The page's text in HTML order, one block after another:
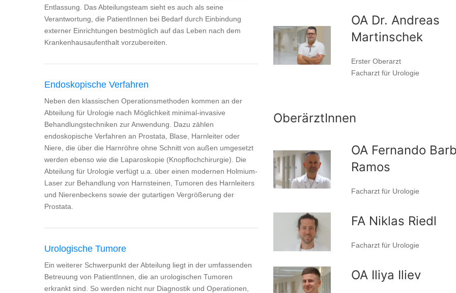
Entlassung. Das Abteilungsteam sieht es auch als seine
Verantwortung, die PatientInnen bei Bedarf durch Einbindung
externer Einrichtungen bestmöglich auf das Leben nach dem
Krankenhausaufenthalt vorzubereiten.
Endoskopische Verfahren
Neben den klassischen Operationsmethoden kommen an der
Abteilung für Urologie nach Möglichkeit minimal-invasive
Behandlungstechniken zur Anwendung. Dazu zählen
endoskopische Verfahren an Prostata, Blase, Harnleiter oder
Niere, die über die Harnröhre ohne Schnitt von außen umgesetzt
werden ebenso wie die Laparoskopie (Knopflochchirurgie). Die
Abteilung für Urologie verfügt u.a. über einen modernen Holmium-
Laser zur Behandlung von Harnsteinen, Tumoren des Harnleiters
und Nierenbeckens sowie der gutartigen Vergrößerung der
Prostata.
Urologische Tumore
Ein weiterer Schwerpunkt der Abteilung liegt in der umfassenden
Betreuung von PatientInnen, die an urologischen Tumoren
erkrankt sind. So werden nicht nur Diagnostik und Operationen,
OA Dr. Andreas
Martinschek
Erster Oberarzt
Facharzt für Urologie
OberärztInnen
OA Fernando
Ramos
Facharzt für Urologie
FA Niklas Riedl
Facharzt für Urologie
OA Iliya Iliev